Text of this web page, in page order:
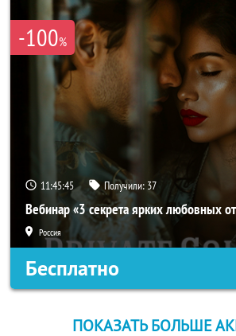
-100%
11:45:45 Получили: 37
Вебинар «3 секрета ярких любовных
Россия
Бесплатно
ПОКАЗАТЬ БОЛЬШЕ